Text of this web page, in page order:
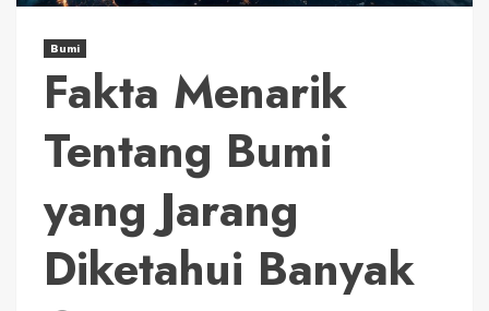
Bumi
Fakta Menarik
Tentang Bumi
yang Jarang
Diketahui Banyak